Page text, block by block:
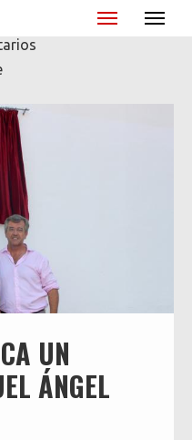
Blanco - XX Aniversario
UN
ÁNGEL